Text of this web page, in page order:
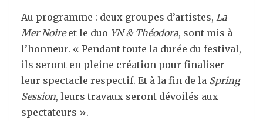
Au programme : deux groupes d’artistes, La
Mer Noireet le duo YN & Théodora, sont mis à
l’honneur. « Pendant toute la durée du festival,
ils seront en pleine création pour finaliser
leur spectacle respectif. Et à la fin de la Spring
Session, leurs travaux seront dévoilés aux
spectateurs ».